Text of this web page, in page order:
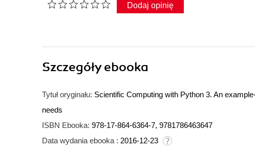
Dodaj opinię
Szczegółyebooka
Tytuł oryginału: Scientific Computing with Python 3. An
needs
ISBN Ebooka: 978-17-864-6364-7, 9781786463647
Data wydania ebooka : 2016-12-23